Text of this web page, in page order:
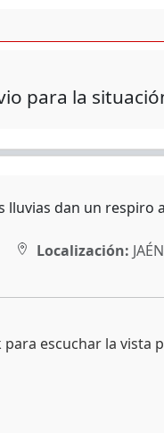
para la
lluvias dan un respiro
Localización: JAÉN